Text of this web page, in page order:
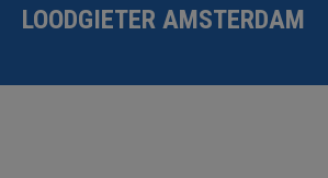
LOODGIETER AMSTERDAM